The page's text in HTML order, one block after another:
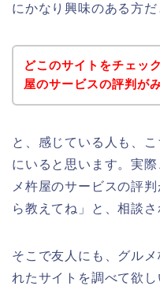
にかなり興味のある方
どこのサイトをチェッ
屋のサービスの評判が
と、感じている人も、
にいると思います。実
メ杵屋のサービスの評
ら教えてね」と、相談さ
そこで友人にも、グル
れたサイトを調べて欲